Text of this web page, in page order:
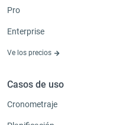
Pro
Enterprise
Ve los precios
Casos de uso
Cronometraje